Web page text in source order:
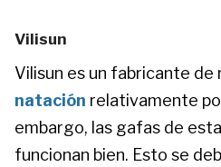
Vilisun
Vilisun es un fabricante de
natación relativamente
embargo, las gafas de
funcionan bien. Esto se